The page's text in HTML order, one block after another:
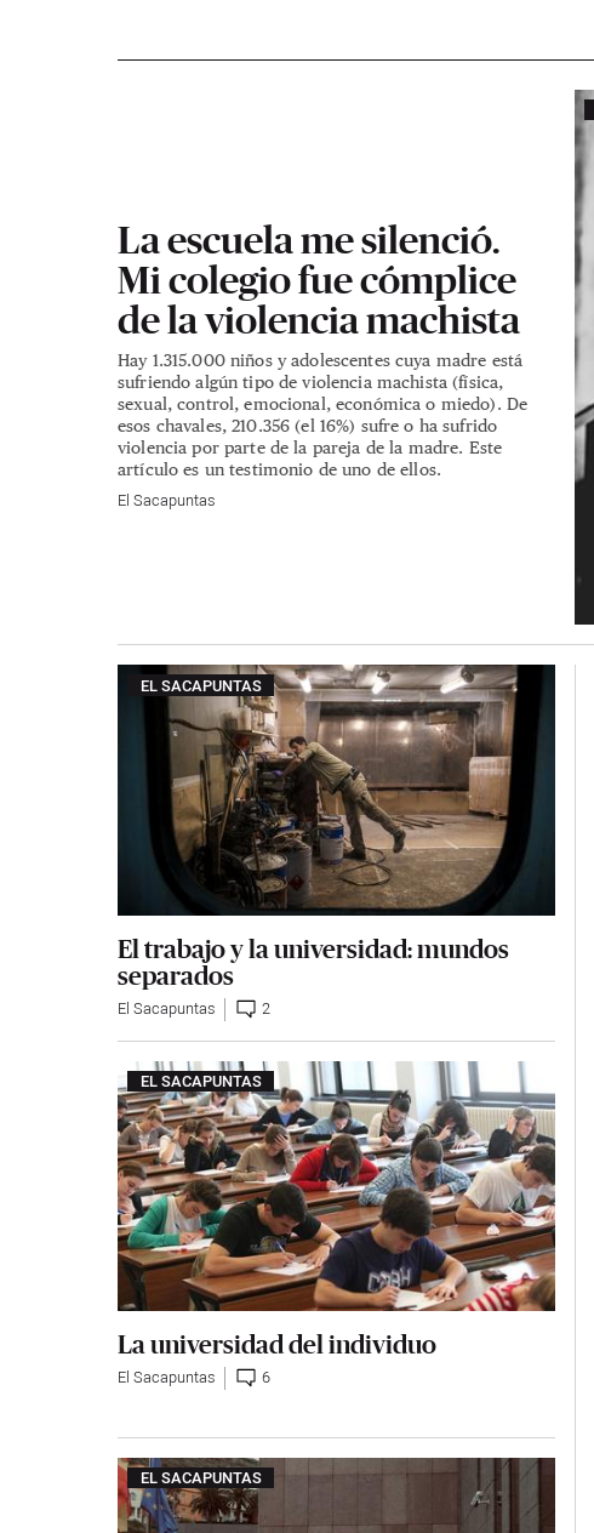
La escuela me silenció.
Mi colegio fue cómplice
de la violencia machista
Hay 1.315.000 niños y adolescentes cuya madre está
sufriendo algún tipo de violencia machista (física,
sexual, control, emocional, económica o miedo). De
esos chavales, 210.356 (el 16%) sufre o ha sufrido
violencia por parte de la pareja de la madre. Este
artículo es un testimonio de uno de ellos.
El Sacapuntas
EL SACAPUNTAS
El trabajo y la universidad: mundos
separados
El Sacapuntas 2
EL SACAPUNTAS
La universidad del individuo
El Sacapuntas 6
EL SACAPUNTAS